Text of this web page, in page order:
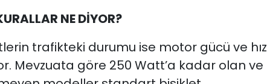
NE DİYOR?
trafikteki durumu ise motor gücü ve hız
Mevzuata göre 250 Watt’a kadar olan ve